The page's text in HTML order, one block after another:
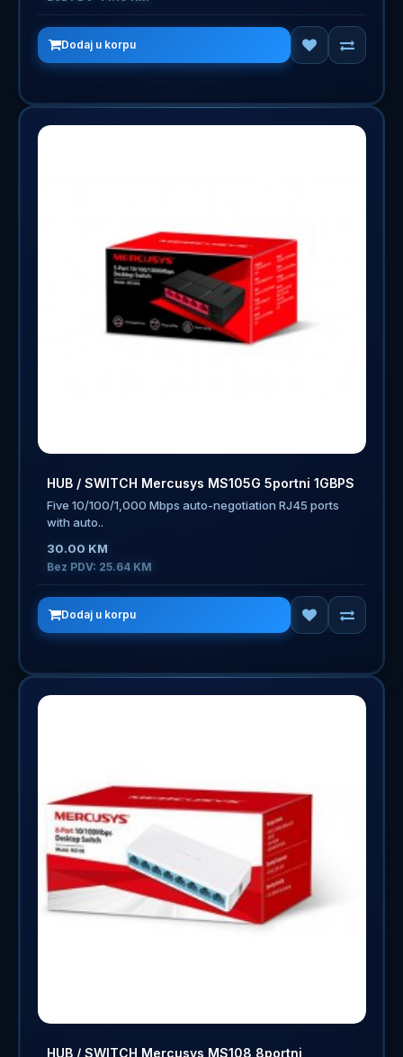
Dodaj u korpu
HUB / SWITCH Mercusys MS105G 5portni 1GBPS
Five 10/100/1,000 Mbps auto-negotiation RJ45 ports
with auto..
30.00 KM
Bez PDV: 25.64 KM
Dodaj u korpu
HUB / SWITCH Mercusys MS108 8portni